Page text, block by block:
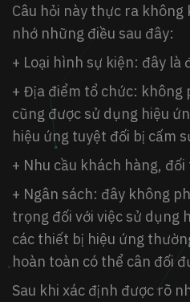
Câu hỏi này thực ra
nhớ những điều sau đây:
+ Loại hình sự kiện: đây là
+ Địa điểm tổ chức: không
cũng được sử dụng hiệu
hiệu ứng tuyệt đối bị cấm
+ Nhu cầu khách hàng,
+ Ngân sách: đây không
trọng đối với việc sử dụng
các thiết bị hiệu ứng
hoàn toàn có thể cân đối
Sau khi xác định được rõ